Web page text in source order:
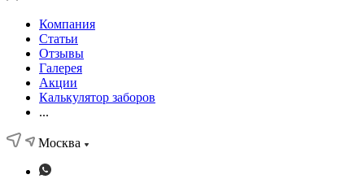
Компания
Статьи
Отзывы
Галерея
Акции
Калькулятор заборов
...
Москва